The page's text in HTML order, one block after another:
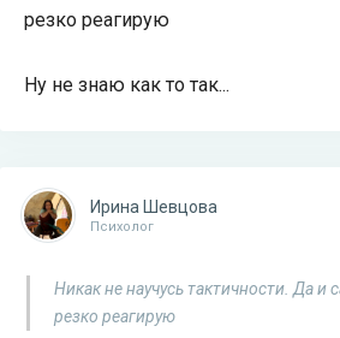
резко реагирую
Ну не знаю как то так...
Ирина Шевцова
Психолог
Никак не научусь тактичности. Да и
резко реагирую